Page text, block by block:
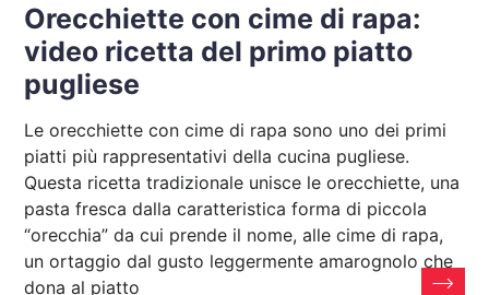
Orecchiette con cime di rapa:
video ricetta del primo piatto
pugliese
Le orecchiette con cime di rapa sono uno dei primi
piatti più rappresentativi della cucina pugliese.
Questa ricetta tradizionale unisce le orecchiette, una
pasta fresca dalla caratteristica forma di piccola
“orecchia” da cui prende il nome, alle cime di rapa,
un ortaggio dal gusto leggermente amarognolo che
dona al piatto